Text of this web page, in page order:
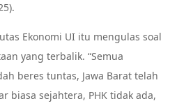
Ekonomi UI itu mengulas soal
yang terbalik. “Semua
beres tuntas, Jawa Barat telah
biasa sejahtera, PHK tidak ada,